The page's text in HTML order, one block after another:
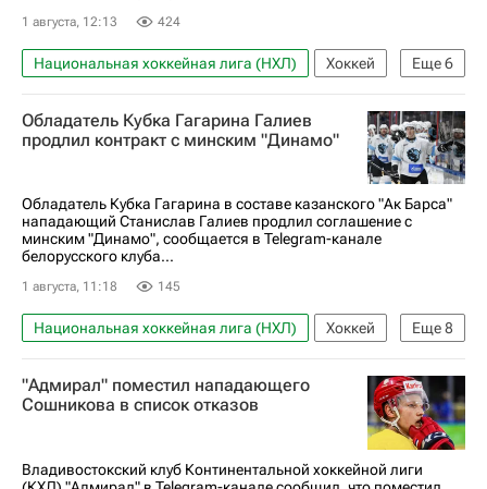
1 августа, 12:13 424
Еще6
Национальная хоккейная лига (НХЛ)
Хоккей
Спорт
КХЛ 2025-2026
Алексей Ковалёв
Дмитрий Михайлов
Шанхайские драконы
Обладатель Кубка Гагарина Галиев
продлил контракт с минским "Динамо"
Обладатель Кубка Гагарина в составе казанского "Ак Барса"
нападающий Станислав Галиев продлил соглашение с
минским "Динамо", сообщается в Telegram-канале
белорусского клуба...
1 августа, 11:18 145
Еще8
Национальная хоккейная лига (НХЛ)
Хоккей
Спорт
Россия
Пекин
Станислав Галиев
ХК Динамо (Москва)
"Адмирал" поместил нападающего
Сошникова в список отказов
Владивостокский клуб Континентальной хоккейной лиги